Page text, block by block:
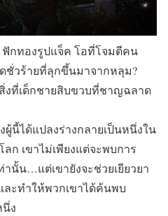
กทองรูปแจ็ค โอที่โจมตีคน
ชั่วร้ายที่ลุกขึ้นมาจากหลุม?
งที่เด็กชายสิบขวบที่ชาญฉลาด
นี้ได้แปลงร่างกลายเป็นหนึ่งใน
ก เขาไม่เพียงแต่จะพบการ
นั้น…แต่เขายังจะช่วยเยียวยา
ะทำให้พวกเขาได้ค้นพบ
ง